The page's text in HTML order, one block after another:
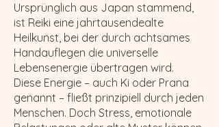
Ursprünglich aus Japan stammend,
ist Reiki eine jahrtausendealte
Heilkunst, bei der durch achtsames
Handauflegen die universelle
Lebensenergie übertragen wird.
Diese Energie – auch Ki oder Prana
genannt – fließt prinzipiell durch jeden
Menschen. Doch Stress, emotionale